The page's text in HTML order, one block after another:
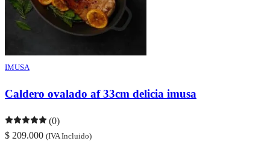
IMUSA
Caldero ovalado af 33cm delicia imusa
(0)
$ 209.000 (IVA Incluido)